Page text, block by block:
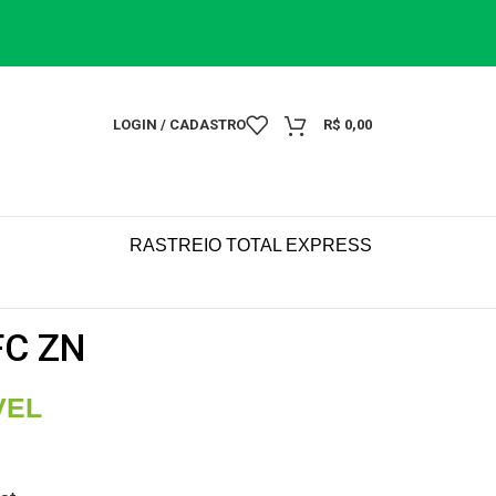
LOGIN / CADASTRO R$ 0,00
RASTREIO TOTAL EXPRESS
ZN